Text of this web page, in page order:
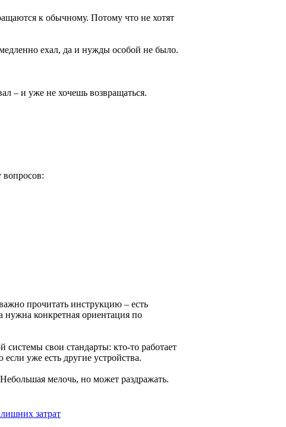
к обычному. Потому что не хотят
ехал, да и нужды особой не было.
– и уже не хочешь возвращаться.
вопросов:
прочитать инструкцию – есть
конкретная ориентация по
свои стандарты: кто-то работает
уже есть другие устройства.
мелочь, но может раздражать.
затрат